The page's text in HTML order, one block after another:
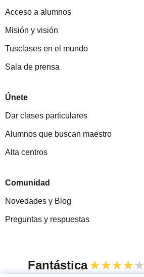
Acceso a alumnos
Misión y visión
Tusclases en el mundo
Sala de prensa
Únete
Dar clases particulares
Alumnos que buscan maestro
Alta centros
Comunidad
Novedades y Blog
Preguntas y respuestas
Fantástica ★★★★★